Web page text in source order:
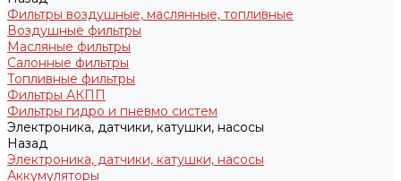
Фильтры воздушные, маслянные, топливные
Воздушные фильтры
Масляные фильтры
Салонные фильтры
Топливные фильтры
Фильтры АКПП
Фильтры гидро и пневмо систем
Электроника, датчики, катушки, насосы
Назад
Электроника, датчики, катушки, насосы
Аккумуляторы